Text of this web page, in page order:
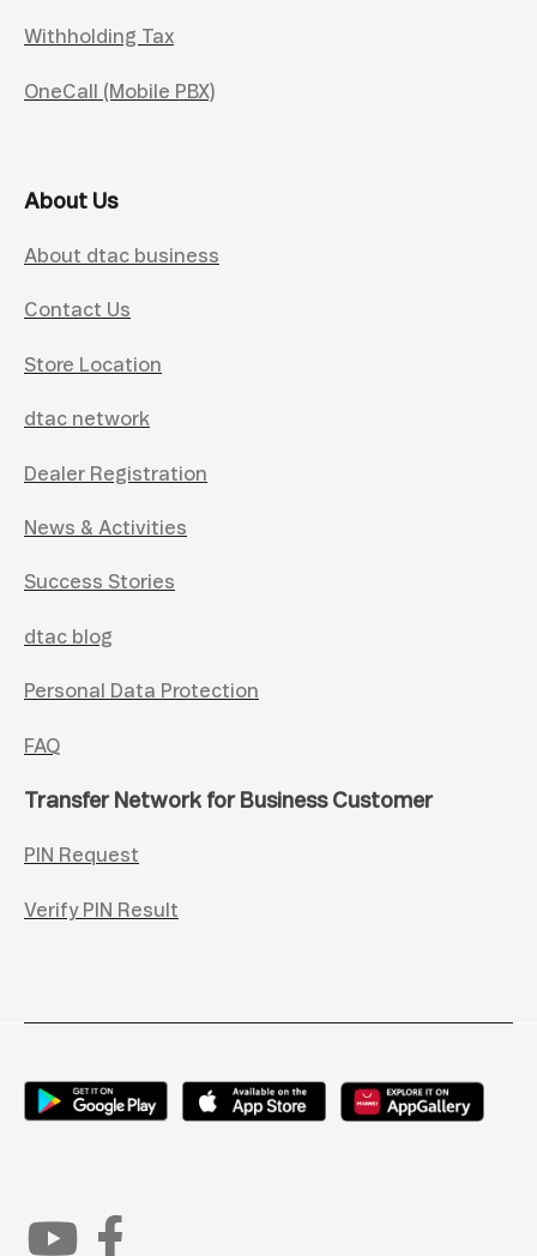
Withholding Tax
OneCall (Mobile PBX)
About Us
About dtac business
Contact Us
Store Location
dtac network
Dealer Registration
News & Activities
Success Stories
dtac blog
Personal Data Protection
FAQ
Transfer Network for Business Customer
PIN Request
Verify PIN Result